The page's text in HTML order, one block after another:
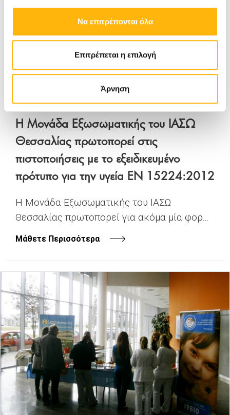
Να επιτρέπονται όλα
Επιτρέπεται η επιλογή
Άρνηση
Την Πέμπτη 26 Ιανουαρίου και ώρα 1:00μ.μ.,
Μάθετε Περισσότερα
ΙΑΣΩ ΘΕΣΣΑΛΙΑΣ 28/11/2017
Η Μονάδα Εξωσωματικής του ΙΑΣΩ
Θεσσαλίας πρωτοπορεί στις
πιστοποιήσεις με το εξειδικευμένο
πρότυπο για την υγεία EN 15224:2012
Η Μονάδα Εξωσωματικής του ΙΑΣΩ
Θεσσαλίας πρωτοπορεί για ακόμα μία φορ...
Μάθετε Περισσότερα